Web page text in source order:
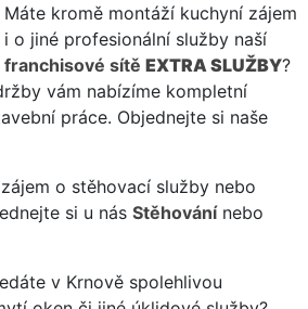
Máte kromě montáží kuchyní zájem
i o jiné profesionální služby naší
franchisové sítě EXTRA SLUŽBY?
vám nabízíme kompletní
práce. Objednejte si naše
o stěhovací služby nebo
si u nás Stěhovánínebo
v Krnově spolehlivou